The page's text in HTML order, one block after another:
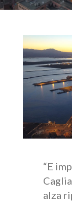
“E
alza